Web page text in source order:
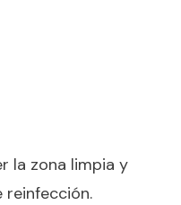
la zona limpia y